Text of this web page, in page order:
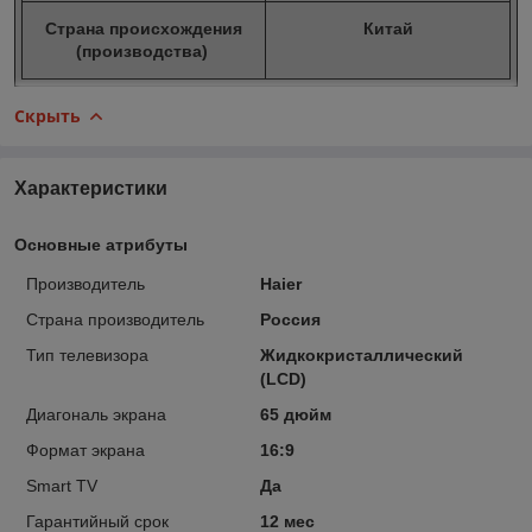
Страна происхождения
(производства)
Китай
Скрыть
Характеристики
Основные атрибуты
Производитель
Haier
Страна производитель
Россия
Тип телевизора
Жидкокристаллический
(LCD)
Диагональ экрана
65 дюйм
Формат экрана
16:9
Smart TV
Да
Гарантийный срок
12 мес